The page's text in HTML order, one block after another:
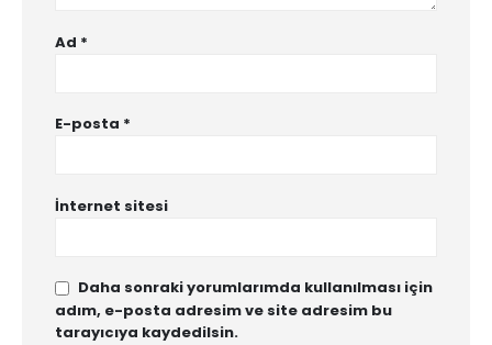
Ad *
E-posta *
İnternet sitesi
Daha sonraki yorumlarımda kullanılması için
adım, e-posta adresim ve site adresim bu
tarayıcıya kaydedilsin.